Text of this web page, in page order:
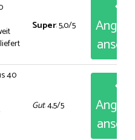
Super: 5,0/5
40
Gut: 4,5/5